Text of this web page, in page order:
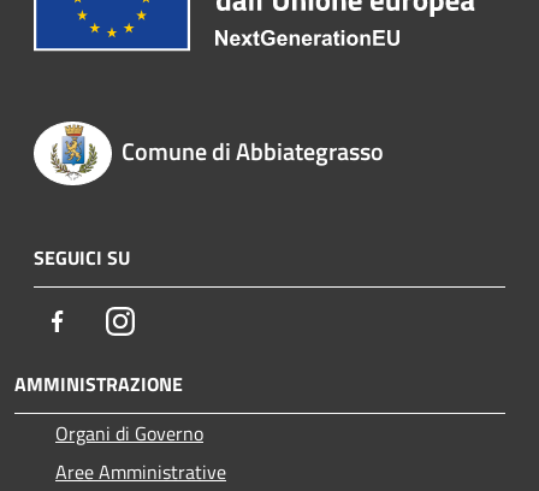
Comune di Abbiategrasso
SEGUICI SU
FacebookInstagram
AMMINISTRAZIONE
Organi di Governo
Aree Amministrative